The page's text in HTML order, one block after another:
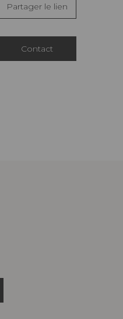
Partager le lien
Contact